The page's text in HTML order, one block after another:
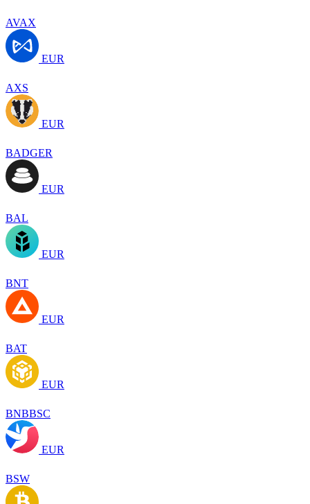
AVAX
EUR
AXS
EUR
BADGER
EUR
BAL
EUR
BNT
EUR
BAT
EUR
BNBBSC
EUR
BSW